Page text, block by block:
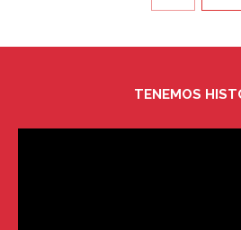
TENEMOS